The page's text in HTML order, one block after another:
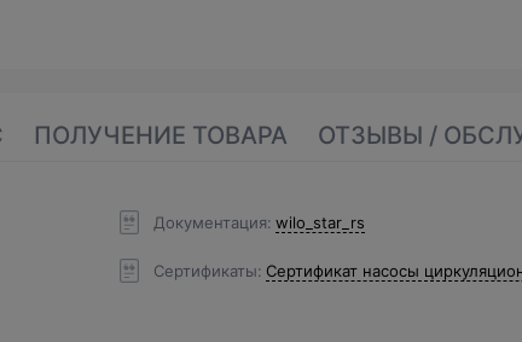
ПОЛУЧЕНИЕ ТОВАРА ОТЗЫВЫ /
Документация wilo_star_rs
Сертификаты Сертификат насосы